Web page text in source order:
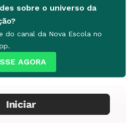
sobre o universo da
do canal da Nova Escola no
AGORA